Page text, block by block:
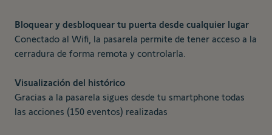
Bloquear y desbloquear tu puerta desde cualquier lugar
Conectado al Wifi, la pasarela permite de tener acceso a la
cerradura de forma remota y controlarla.
Visualización del histórico
Gracias a la pasarela sigues desde tu smartphone todas
las acciones (150 eventos) realizadas